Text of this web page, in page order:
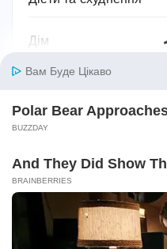
Дім
Домашнє господарство
Домашні улюбленці
Домашній затишок